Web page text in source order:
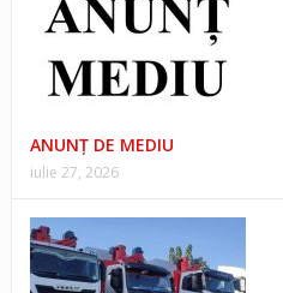
ANUNŢ DE MEDIU
iulie 27, 2026